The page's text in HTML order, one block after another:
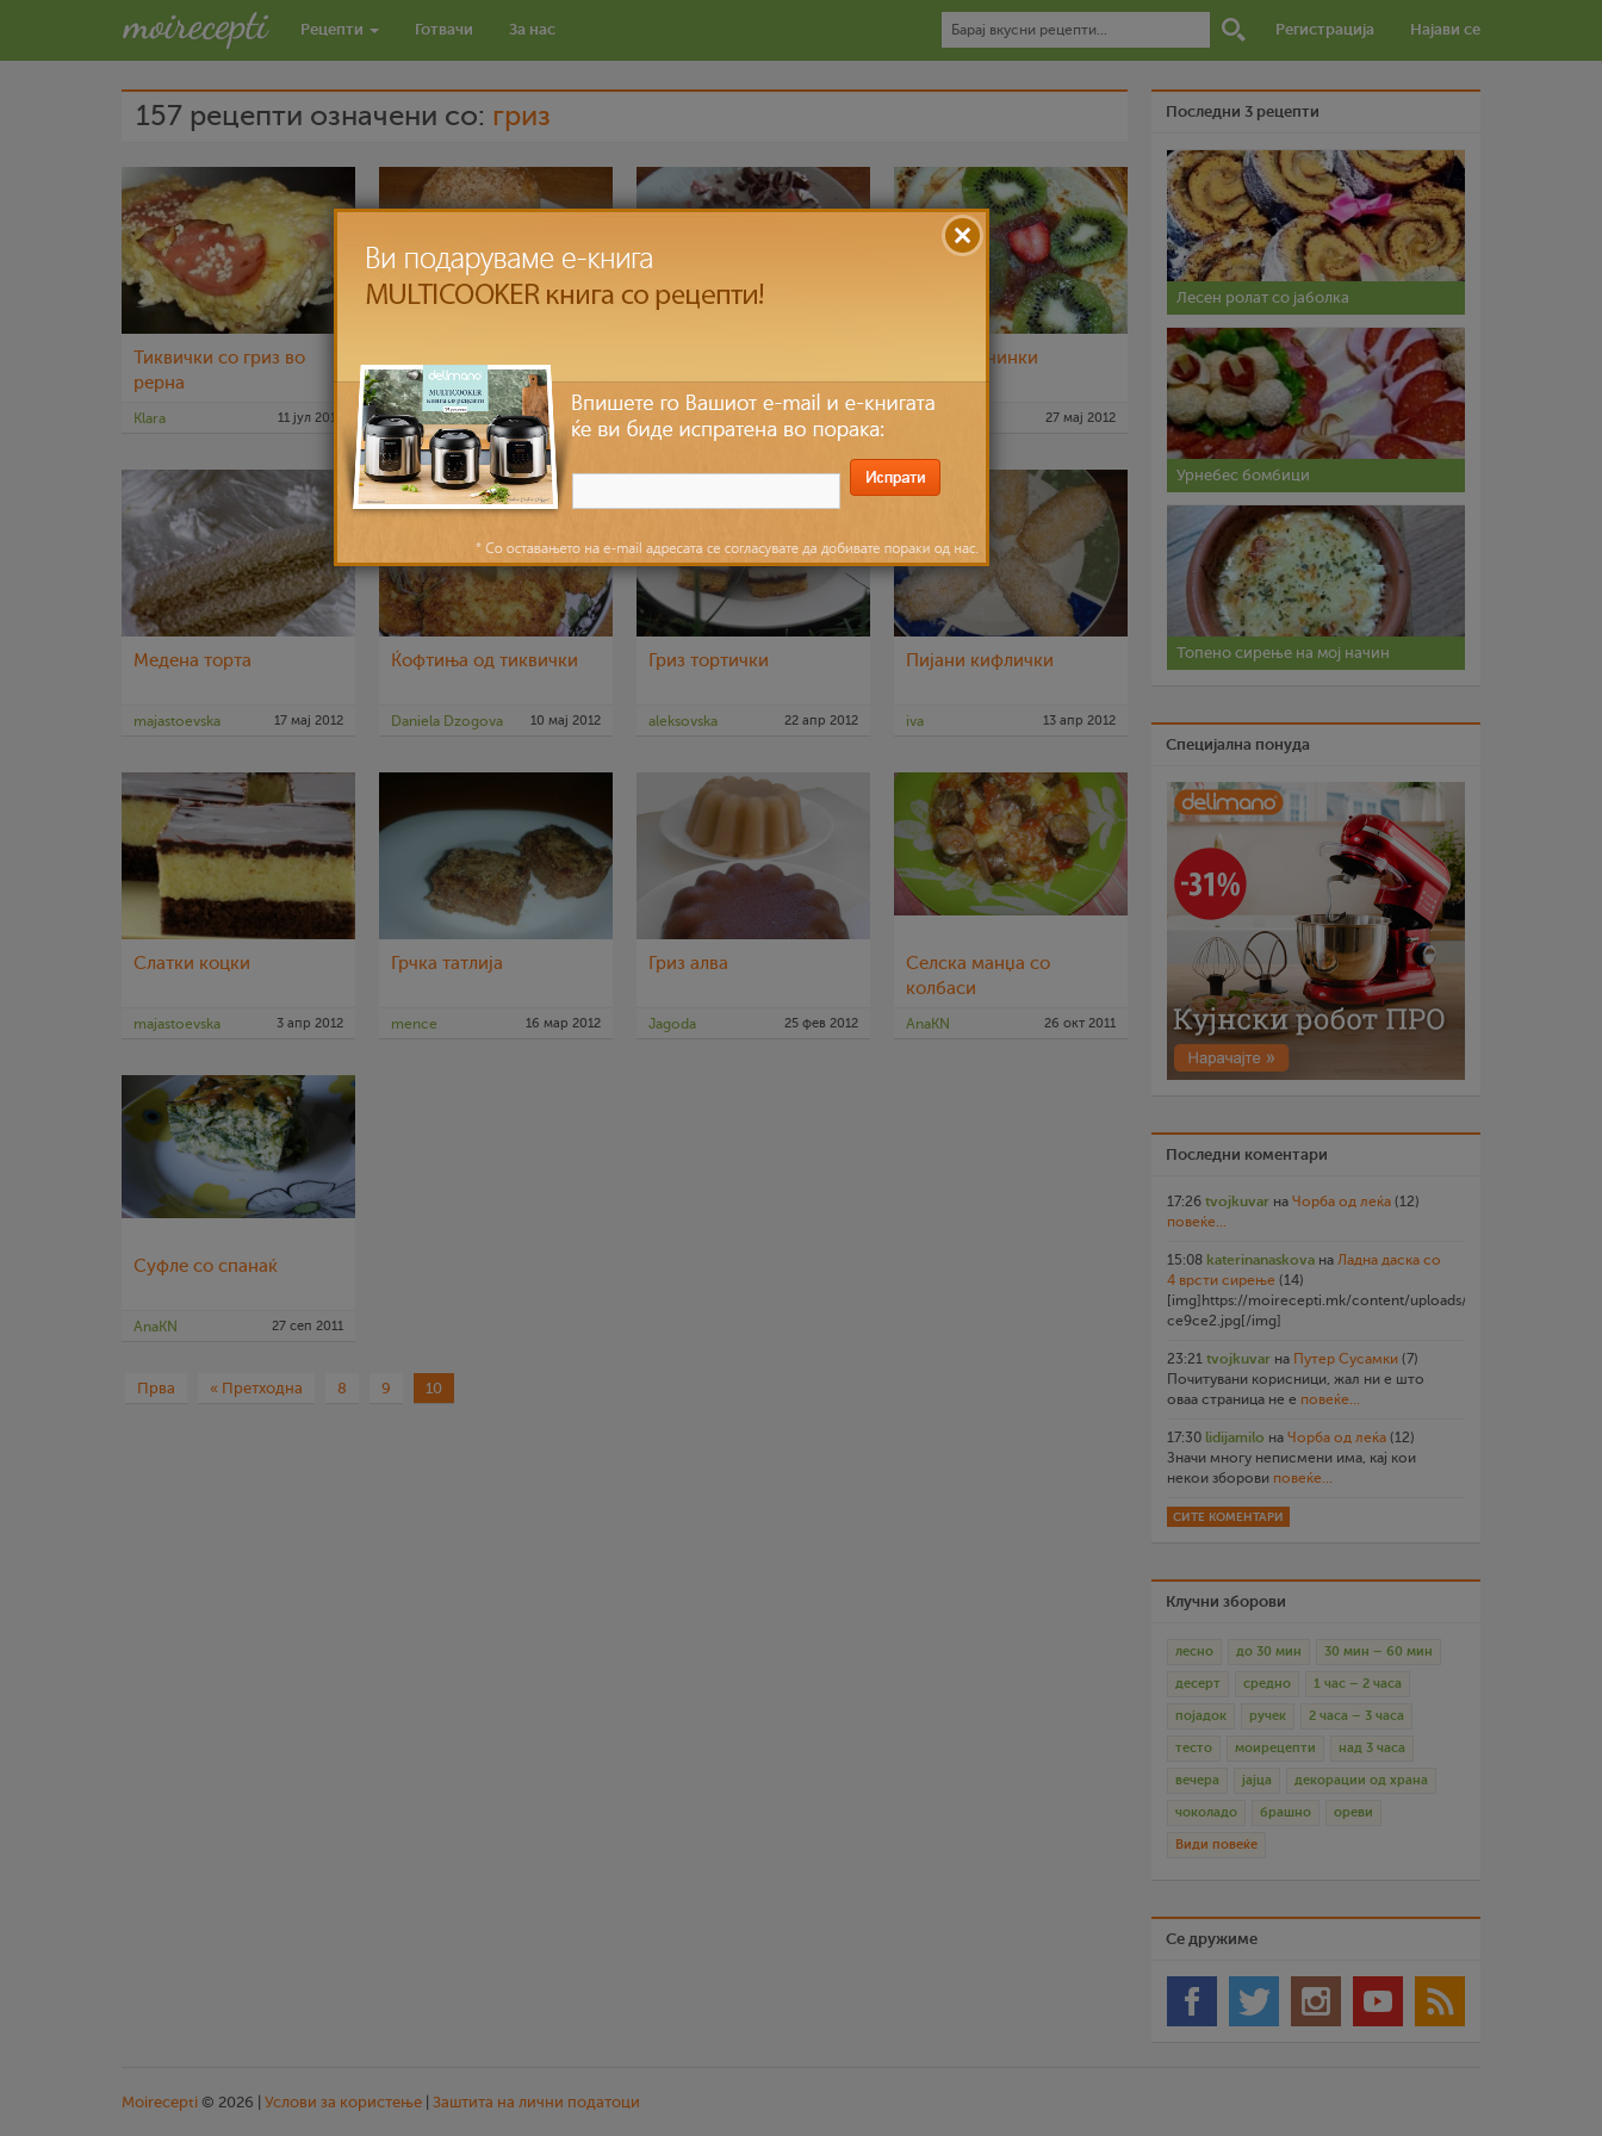
Рецепти Готвачи За нас Регистрација Најави се
157 рецепти означени со: гриз
Тиквички со гриз во
рерна
Klara 11 јул 2012 Daniela Dzogova 28 јун 2012 jasmina 18 јун 2012
Гриз палачинки
27 мај 2012
Медена торта
majastoevska 17 мај 2012
Ќофтиња од тиквички
Daniela Dzogova 10 мај 2012
Гриз тортички
aleksovska 22 апр 2012
Пијани кифлички
iva 13 апр 2012
Слатки коцки
majastoevska 3 апр 2012
Грчка татлија
mence 16 мар 2012
Гриз алва
Jagoda 25 фев 2012
Селска манџа со
колбаси
AnaKN 26 окт 2011
Суфле со спанаќ
AnaKN 27 сеп 2011
Прва « Претходна 8 9 10
Последни 3 рецепти
Лесен ролат со јаболка
Урнебес бомбици
Топено сирење на мој начин
Специјална понуда
Последни коментари
17:26 tvojkuvar на Чорба од леќа (12)
повеќе...
15:08 katerinanaskova на Ладна даска со
4 врсти сирење (14)
[img]https://moirecepti.mk/content/uploads/2026/07/
ce9ce2.jpg[/img]
23:21 tvojkuvar на Путер Сусамки (7)
Почитувани корисници, жал ни е што
оваа страница не е повеќе...
17:30 lidijamilo на Чорба од леќа (12)
Значи многу неписмени има, кај кои
некои зборови повеќе...
СИТЕ КОМЕНТАРИ
Клучни зборови
лесно до 30 мин 30 мин – 60 мин
десерт средно 1 час – 2 часа
појадок ручек 2 часа – 3 часа
тесто моирецепти над 3 часа
вечера јајца декорации од храна
чоколадо брашно ореви
Види повеќе
Се дружиме
Moirecepti © 2026 | Услови за користење Заштита на лични податоци